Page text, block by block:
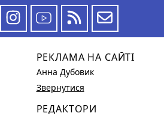
РЕКЛАМА НА САЙТІ
Анна Дубовик
Звернутися
РЕДАКТОРИ